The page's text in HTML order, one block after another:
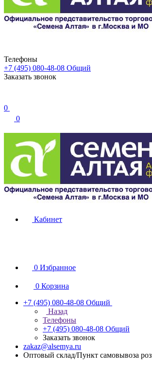
Телефоны
+7 (495) 080-48-08 Общий
Заказать звонок
0
0
Кабинет
0 Избранное
0 Корзина
+7 (495) 080-48-08 Общий
Назад
Телефоны
+7 (495) 080-48-08 Общий
Заказать звонок
zakaz@alsemya.ru
Оптовый склад/Пункт самовывоза